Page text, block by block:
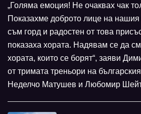
„Голяма емоция! Не очаквах чак
Показахме доброто лице на нашия
съм горд и радостен от това
показаха хората. Надявам се да
хората, които се борят“, заяви
от тримата треньори на
Неделчо Матушев и Любомир